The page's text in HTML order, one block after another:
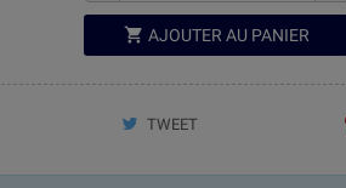
 AJOUTER AU PANIER
TWEET